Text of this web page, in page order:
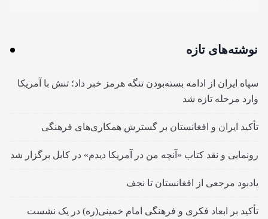
نوشته‌های تازه
سپاه ایران از ادامه بسته‌بودن تنگه هرمز خبر داد؛ تنش با آمریکا
وارد مرحله تازه شد
تأکید ایران و افغانستان بر گسترش همکاری‌های فرهنگی
رونمایی و نقد کتاب «آنچه من در آمریکا دیدم» در کابل برگزار شد
یادبود مرجعی از افغانستان تا نجف
تأکید بر ابعاد فکری و فرهنگی امام خمینی(ره) در یک نشست